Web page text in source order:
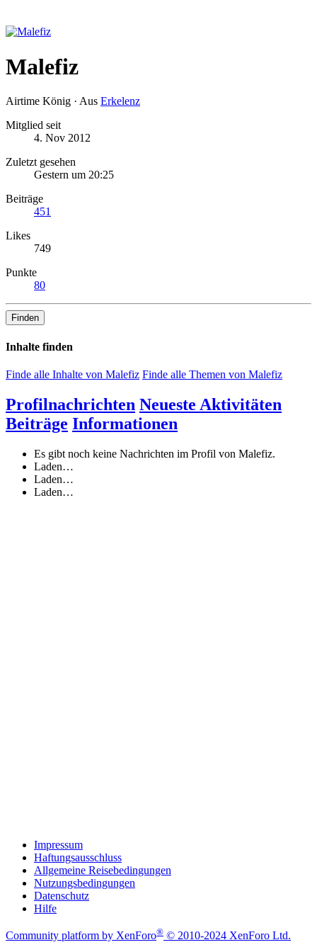
Malefiz
Airtime König · Aus Erkelenz
Mitglied seit
4. Nov 2012
Zuletzt gesehen
Gestern um 20:25
Beiträge
451
Likes
749
Punkte
80
Finden
Inhalte finden
Finde alle Inhalte von Malefiz Finde alle Themen von Malefiz
Profilnachrichten Neueste Aktivitäten
Beiträge Informationen
Es gibt noch keine Nachrichten im Profil von Malefiz.
Laden…
Laden…
Laden…
Impressum
Haftungsausschluss
Allgemeine Reisebedingungen
Nutzungsbedingungen
Datenschutz
Hilfe
Community platform by XenForo® © 2010-2024 XenForo Ltd.